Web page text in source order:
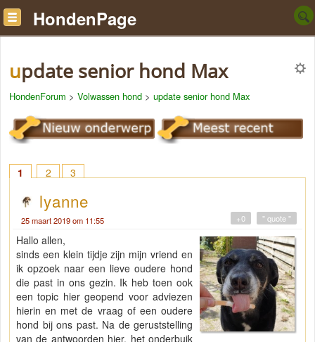
HondenPage
update senior hond Max
HondenForum > Volwassen hond > update senior hond Max
1 2 3
lyanne
25 maart 2019 om 11:55 " quote "
+0
Hallo allen,
sinds een klein tijdje zijn mijn vriend en
ik opzoek naar een lieve oudere hond
die past in ons gezin. Ik heb toen ook
een topic hier geopend voor adviezen
hierin en met de vraag of een oudere
hond bij ons past. Na de geruststelling
van de antwoorden hier, het onderbuik